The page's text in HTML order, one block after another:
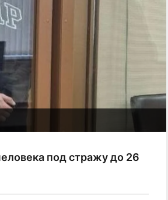
под стражу до 26